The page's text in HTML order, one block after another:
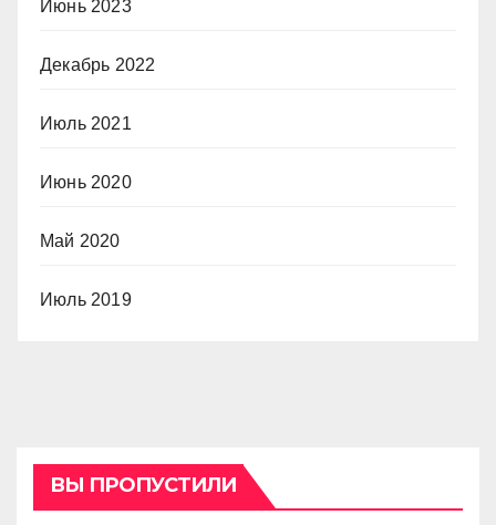
Июнь 2023
Декабрь 2022
Июль 2021
Июнь 2020
Май 2020
Июль 2019
ВЫ ПРОПУСТИЛИ